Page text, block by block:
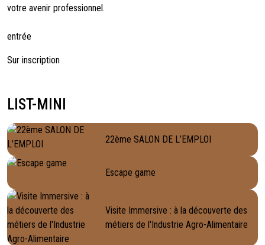
votre avenir professionnel.
entrée
Sur inscription
LIST-MINI
22ème SALON DE L’EMPLOI
Escape game
Visite Immersive : à la découverte des
métiers de l'Industrie Agro-Alimentaire